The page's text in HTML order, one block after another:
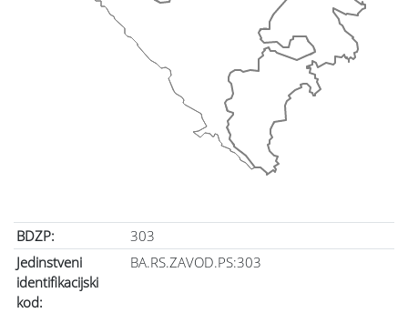
BDZP:
303
Jedinstveni
identifikacijski
kod:
BA.RS.ZAVOD.PS:303